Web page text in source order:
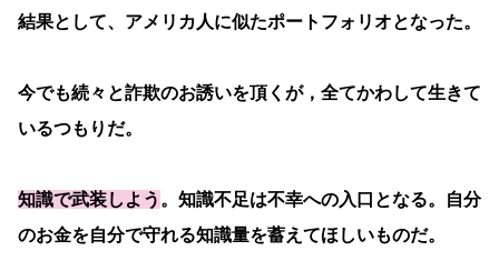
結果として、アメリカ人に似たポートフォリオとなった。
今でも続々と詐欺のお誘いを頂くが，全てかわして生きて
いるつもりだ。
知識で武装しよう 。知識不足は不幸への入口となる。自分
のお金を自分で守れる知識量を蓄えてほしいものだ。